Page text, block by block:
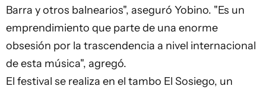
Barra y otros balnearios", aseguró Yobino. "Es un
emprendimiento que parte de una enorme
obsesión por la trascendencia a nivel internacional
de esta música", agregó.
El festival se realiza en el tambo El Sosiego, un